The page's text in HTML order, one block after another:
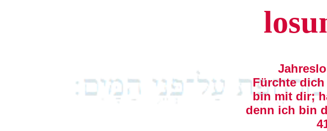
Fürchte
bin mit dir;
denn ich bin